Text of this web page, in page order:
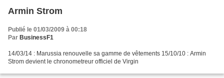
Armin Strom
Publié le 01/03/2009 à 00:18
Par BusinessF1
14/03/14 : Marussia renouvelle sa gamme de vêtements 15/10/10 : Armin
Strom devient le chronometreur officiel de Virgin